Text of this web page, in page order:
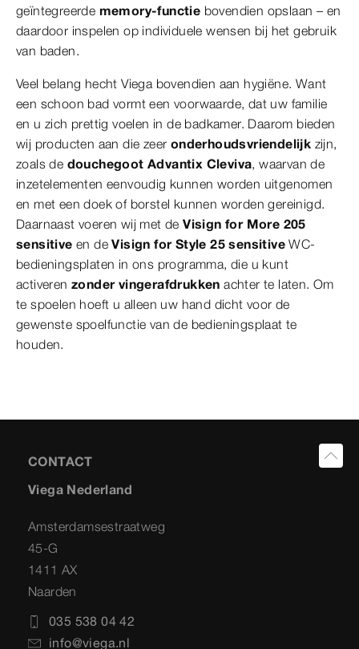
geïntegreerde memory-functie bovendien opslaan – en
daardoor inspelen op individuele wensen bij het gebruik
van baden.
Veel belang hecht Viega bovendien aan hygiëne. Want
een schoon bad vormt een voorwaarde, dat uw familie
en u zich prettig voelen in de badkamer. Daarom bieden
wij producten aan die zeer onderhoudsvriendelijk zijn,
zoals de douchegoot Advantix Cleviva, waarvan de
inzetelementen eenvoudig kunnen worden uitgenomen
en met een doek of borstel kunnen worden gereinigd.
Daarnaast voeren wij met deVisign for More 205
sensitive en deVisign for Style 25 sensitive WC-
bedieningsplaten in ons programma, die u kunt
activerenzonder vingerafdrukken achter te laten. Om
te spoelen hoeft u alleen uw hand dicht voor de
gewenste spoelfunctie van de bedieningsplaat te
houden.
CONTACT
Viega Nederland
Amsterdamsestraatweg
45-G
1411 AX
Naarden
035 538 04 42
info@viega.nl